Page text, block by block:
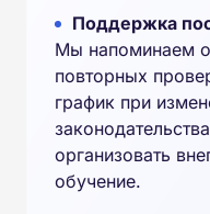
Поддержка
Мы напоминаем
повторных
график при
организовать
обучение.